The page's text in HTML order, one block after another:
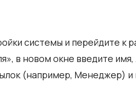
системы и перейдите к
в новом окне введите
(например, Менеджер)